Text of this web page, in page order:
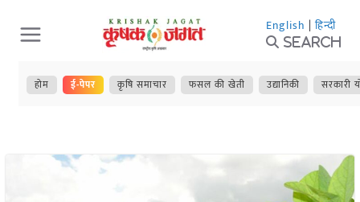
Skip
to
content
English | हिन्दी
Search
होम ई-पेपर कृषि समाचार फसल की खेती उद्यानिकी सरकारी